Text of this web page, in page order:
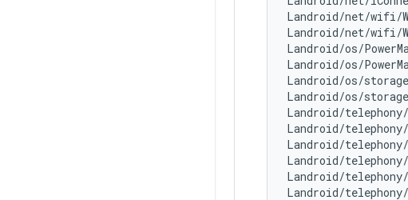
Landroid/net/wifi/
Landroid/net/wifi/
Landroid/os/
Landroid/os/
Landroid/os/
Landroid/os/
Landroid/
Landroid/
Landroid/
Landroid/
Landroid/
Landroid/